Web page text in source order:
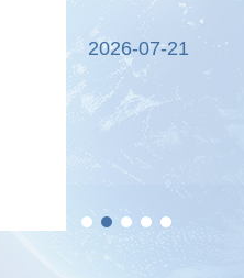
碳”权衡视角出发，
中国乘用车电动化
门低碳转型与关键
了科学依...
2026-07-21